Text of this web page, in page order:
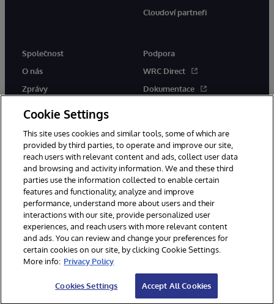
Cloudoví partneři
Společnost
O nás
Zprávy
Podpora
WRC Direct
Dokumentace
© 1996-2026 InterSystems Corporation, Boston, MA. Všechna práva
vyhrazena.
Oznámení/podmínky a pravidla
Prohlášení o ochraně osobních údajů
Záruka Přístupnost
Cookie Settings
This site uses cookies and similar tools, some of which are
provided by third parties, to operate and improve our site,
reach users with relevant content and ads, collect user data
and browsing and activity information. We and these third
parties use the information collected to enable certain
features and functionality, analyze and improve
performance, understand more about users and their
interactions with our site, provide personalized user
experiences, and reach users with more relevant content
and ads. You can review and change your preferences for
certain cookies on our site, by clicking Cookie Settings.
More info: Privacy Policy
Cookies Settings Accept All Cookies